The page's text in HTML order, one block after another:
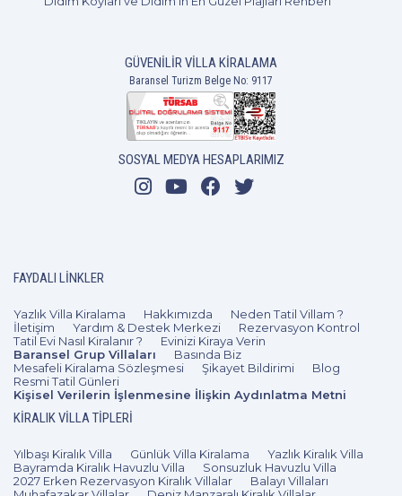
değerlendirebiliyorlar. Bu durum sayesinde bu yıl Torba’da
tatil yaparken bir sonraki yıl farklı bir lokasyon olan
larında ekonomik bir şekilde konaklamanızı sağlıyor.
Özelikle kendilerine özel alan isteyen tatilciler tarafından
tercih edilen Torba villalar sizlere doğanın içerisinde müstakil
bir tatil imkânı sunuyor. Villaların hijyenik ve kalabalıktan uzak
tercih ederek eşsiz bir tatil deneyimi yaşayabilirsiniz.
Torba Villa Kiralama Seçenekleri
Tatil severlerin tercihlerine göre birçok kiralık villa seçeneği
barındıran tatilvillam.com alternatif seçenekleriyle istediğiniz
sakin ve güvenli bir tatil geçirmeniz için güzel bir fırsat
sunuyor. Villa kiralama seçenekleri içerisinde havuzlu, bahçeli,
GÜVENILIR VILLA KIRALAMA
Baransel Turizm Belge No: 9117
SOSYAL MEDYA HESAPLARIMIZ
FAYDALI LINKLER
Yazlık Villa Kiralama Hakkımızda
Neden Tatil Villam ?
İletişim
Yardım & Destek Merkezi
Rezervasyon Kontrol
Tatil Evi Nasıl Kiralanır ?
Evinizi Kiraya Verin
Baransel Grup Villaları
Basında Biz
Mesafeli Kiralama Sözleşmesi
Şikayet Bildirimi
Blog
Resmi Tatil Günleri
Kişisel Verilerin İşlenmesine İlişkin Aydınlatma Metni
KIRALIK VILLA TIPLERI
Yılbaşı Kiralık Villa Günlük Villa Kiralama
Yazlık Kiralık Villa
Bayramda Kiralık Havuzlu Villa
Sonsuzluk Havuzlu Villa
2027 Erken Rezervasyon Kiralık Villalar
Balayı Villaları